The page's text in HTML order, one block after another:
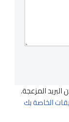
المزعجة.
الخاصة بك